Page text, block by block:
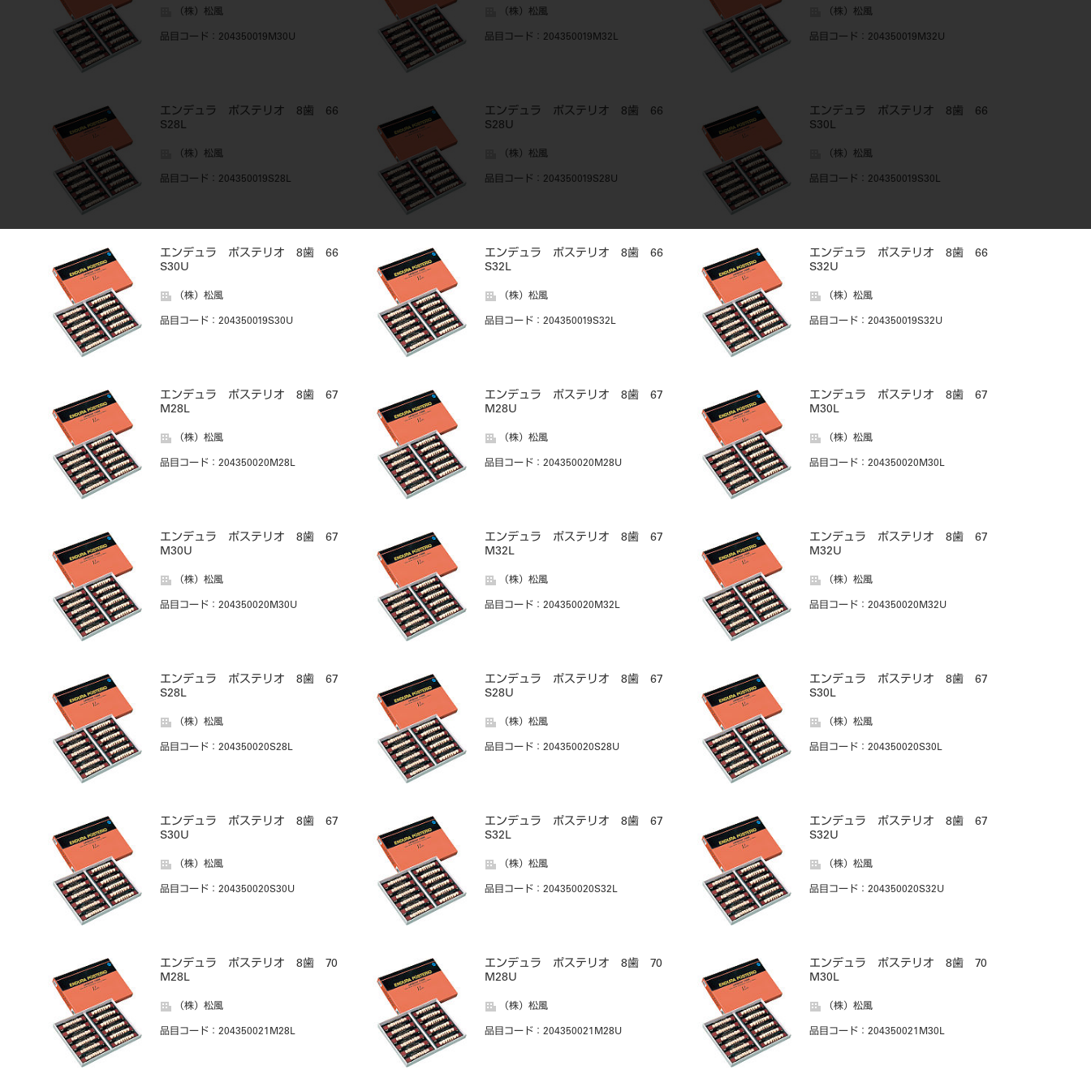
（株）松風
品目コード ：204350019M30U
（株）松風
品目コード ：204350019M32L
（株）松風
品目コード ：204350019M32U
エンデュラ ポステリオ 8歯 66
S28L
（株）松風
品目コード ：204350019S28L
エンデュラ ポステリオ 8歯 66
S28U
（株）松風
品目コード ：204350019S28U
エンデュラ ポステリオ 8歯 66
S30L
（株）松風
品目コード ：204350019S30L
エンデュラ ポステリオ 8歯 66
S30U
（株）松風
品目コード ：204350019S30U
エンデュラ ポステリオ 8歯 66
S32L
（株）松風
品目コード ：204350019S32L
エンデュラ ポステリオ 8歯 66
S32U
（株）松風
品目コード ：204350019S32U
エンデュラ ポステリオ 8歯 67
M28L
（株）松風
品目コード ：204350020M28L
エンデュラ ポステリオ 8歯 67
M28U
（株）松風
品目コード ：204350020M28U
エンデュラ ポステリオ 8歯 67
M30L
（株）松風
品目コード ：204350020M30L
エンデュラ ポステリオ 8歯 67
M30U
（株）松風
品目コード ：204350020M30U
エンデュラ ポステリオ 8歯 67
M32L
（株）松風
品目コード ：204350020M32L
エンデュラ ポステリオ 8歯 67
M32U
（株）松風
品目コード ：204350020M32U
エンデュラ ポステリオ 8歯 67
S28L
（株）松風
品目コード ：204350020S28L
エンデュラ ポステリオ 8歯 67
S28U
（株）松風
品目コード ：204350020S28U
エンデュラ ポステリオ 8歯 67
S30L
（株）松風
品目コード ：204350020S30L
エンデュラ ポステリオ 8歯 67
S30U
（株）松風
品目コード ：204350020S30U
エンデュラ ポステリオ 8歯 67
S32L
（株）松風
品目コード ：204350020S32L
エンデュラ ポステリオ 8歯 67
S32U
（株）松風
品目コード ：204350020S32U
エンデュラ ポステリオ 8歯 70
M28L
（株）松風
品目コード ：204350021M28L
エンデュラ ポステリオ 8歯 70
M28U
（株）松風
品目コード ：204350021M28U
エンデュラ ポステリオ 8歯 70
M30L
（株）松風
品目コード ：204350021M30L